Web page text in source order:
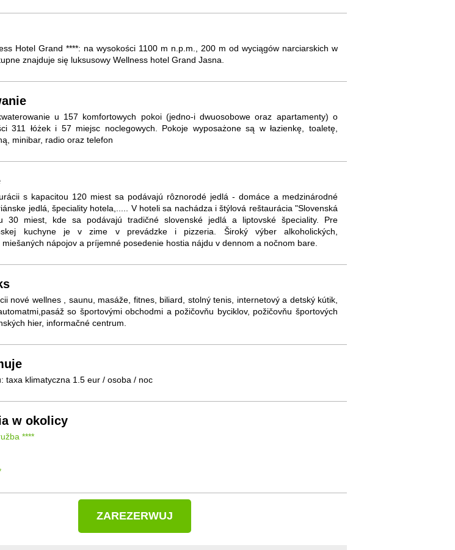
Hotel Grand ****: na wysokości 1100 m n.p.m., 200 m od wyciągów narciarskich w
znajduje się luksusowy Wellness hotel Grand Jasna.
u 157 komfortowych pokoi (jedno-i dwuosobowe oraz apartamenty) o
311 łóżek i 57 miejsc noclegowych. Pokoje wyposażone są w łazienkę, toaletę,
minibar, radio oraz telefon
s kapacitou 120 miest sa podávajú rôznorodé jedlá - domáce a medzinárodné
jedlá, špeciality hotela,..... V hoteli sa nachádza i štýlová reštaurácia "Slovenská
30 miest, kde sa podávajú tradičné slovenské jedlá a liptovské špeciality. Pre
kuchyne je v zime v prevádzke i pizzeria. Široký výber alkoholických,
nápojov a príjemné posedenie hostia nájdu v dennom a nočnom bare.
nové wellnes , saunu, masáže, fitnes, biliard, stolný tenis, internetový a detský kútik,
so športovými obchodmi a požičovňu byciklov, požičovňu športových
hier, informačné centrum.
taxa klimatyczna 1.5 eur / osoba / noc
w okolicy
****
ZAREZERWUJ